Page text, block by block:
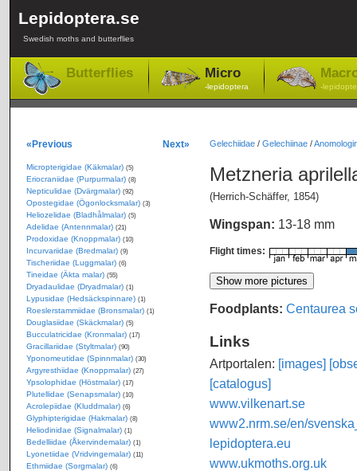
Lepidoptera.se
Swedish moths and butterflies
Butterflies Micro
-lepidoptera -
Gelechiidae/ Gelechiinae/
Metzneria
(Herrich-Schäffer, 1854)
Wingspan: 13-18 mm
Flight times:
Foodplants: Centaurea
Links
Artportalen: [images]
[catalogus]
www.vilkenart.se
www2.nrm.se/en/
lepidoptera.eu
www.ukmoths.org.uk
«Previous Next»
Micropterigidae (Käkmalar) (5)
Eriocraniidae (Purpurmalar) (8)
Nepticulidae (Dvärgmalar) (92)
Opostegidae (Ögonlocksmalar) (3)
Heliozelidae (Bladhålmalar) (5)
Adelidae (Antennmalar) (21)
Prodoxidae (Knoppmalar) (10)
Incurvariidae (Bredmalar) (9)
Tischeriidae (Luggmalar) (6)
Tineidae (Äkta malar) (55)
Dryadaulidae (Dryadmalar) (1)
Lypusidae (Hedsäckspinnare) (1)
Roeslerstammiidae (Bronsmalar) (1)
Douglasiidae (Skäckmalar) (5)
Bucculatricidae (Kronmalar) (17)
Gracillariidae (Styltmalar) (90)
Yponomeutidae (Spinnmalar) (30)
Argyresthiidae (Knoppmalar) (27)
Ypsolophidae (Höstmalar) (17)
Plutellidae (Senapsmalar) (10)
Acrolepiidae (Kluddmalar) (6)
Glyphipterigidae (Hakmalar) (8)
Heliodinidae (Signalmalar) (1)
Bedelliidae (Åkervindemalar) (1)
Lyonetiidae (Vridvingemalar) (11)
Ethmiidae (Sorgmalar) (6)